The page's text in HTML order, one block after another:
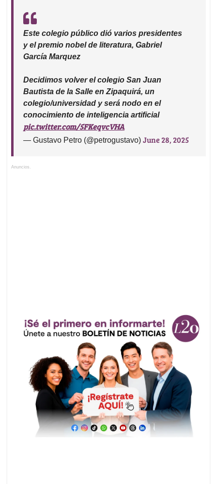
Este colegio público dió varios presidentes
y el premio nobel de literatura, Gabriel
García Marquez
Decidimos volver el colegio San Juan
Bautista de la Salle en Zipaquirá, un
colegio/universidad y será nodo en el
conocimiento de inteligencia artificial
pic.twitter.com/5FKeqvcVHA
— Gustavo Petro (@petrogustavo) June 28, 2025
Anuncios.